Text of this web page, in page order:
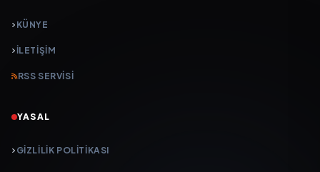
KÜNYE
İLETIŞIM
RSS SERVISI
YASAL
GIZLILIK POLITIKASI